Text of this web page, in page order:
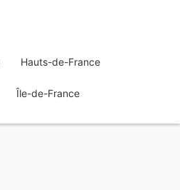
Hauts-de-France
Île-de-France